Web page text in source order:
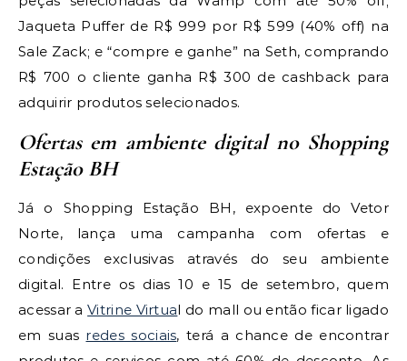
Jaqueta Puffer de R$ 999 por R$ 599 (40% off) na
Sale Zack; e “compre e ganhe” na Seth, comprando
R$ 700 o cliente ganha R$ 300 de cashback para
adquirir produtos selecionados.
Ofertas em ambiente digital no Shopping
Estação BH
Já o Shopping Estação BH, expoente do Vetor
Norte, lança uma campanha com ofertas e
condições exclusivas através do seu ambiente
digital. Entre os dias 10 e 15 de setembro, quem
acessar aVitrine Virtual do mall ou então ficar ligado
em suas redes sociais, terá a chance de encontrar